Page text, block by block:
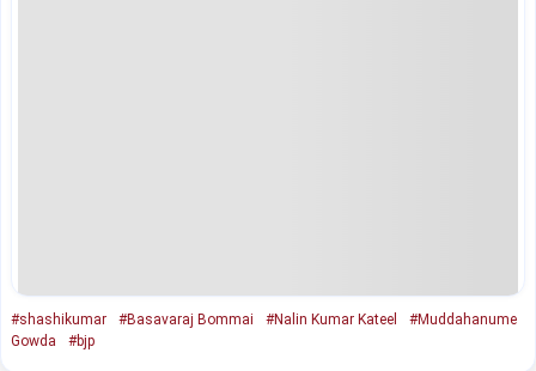
#shashikumar #Basavaraj Bommai #Nalin Kumar Kateel
#Muddahanume
Gowda
#bjp